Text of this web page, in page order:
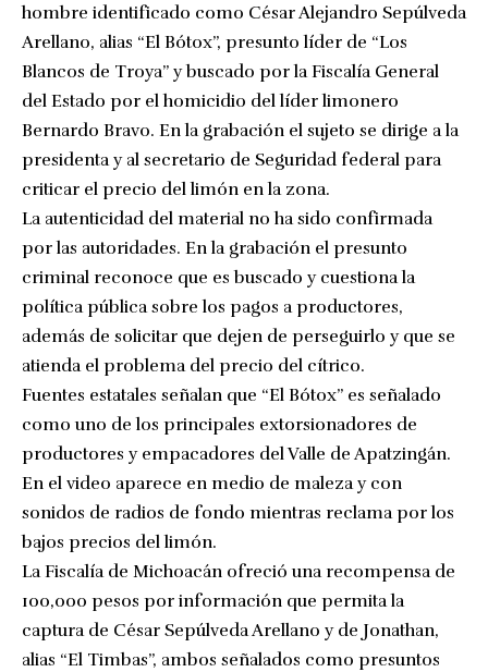
hombre identificado como César Alejandro Sepúlveda
Arellano, alias “El Bótox”, presunto líder de “Los
Blancos de Troya” y buscado por la Fiscalía General
del Estado por el homicidio del líder limonero
Bernardo Bravo. En la grabación el sujeto se dirige a la
presidenta y al secretario de Seguridad federal para
criticar el precio del limón en la zona.
La autenticidad del material no ha sido confirmada
por las autoridades. En la grabación el presunto
criminal reconoce que es buscado y cuestiona la
política pública sobre los pagos a productores,
además de solicitar que dejen de perseguirlo y que se
atienda el problema del precio del cítrico.
Fuentes estatales señalan que “El Bótox” es señalado
como uno de los principales extorsionadores de
productores y empacadores del Valle de Apatzingán.
En el video aparece en medio de maleza y con
sonidos de radios de fondo mientras reclama por los
bajos precios del limón.
La Fiscalía de Michoacán ofreció una recompensa de
100,000 pesos por información que permita la
captura de César Sepúlveda Arellano y de Jonathan,
alias “El Timbas”, ambos señalados como presuntos